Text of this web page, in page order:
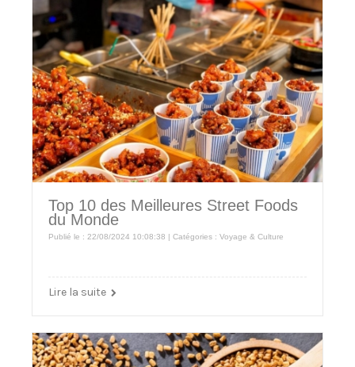
Top 10 des Meilleures Street Foods
du Monde
Publié le : 22/08/2024 10:08:38 | Catégories : Voyage & Culture
Lire la suite